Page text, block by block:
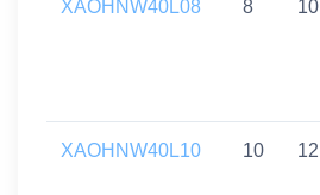
XAOHNW40L08 8 10
XAOHNW40L10 10 12